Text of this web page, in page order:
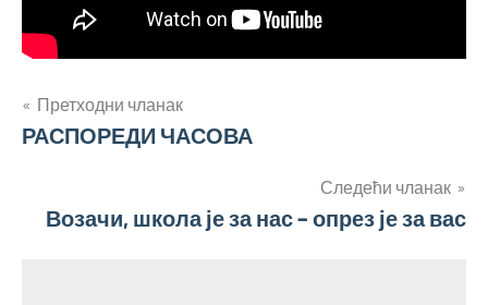
Кретање
чланка
Претходни чланак
РАСПОРЕДИ ЧАСОВА
Следећи чланак
Возачи, школа је за нас – опрез је за вас